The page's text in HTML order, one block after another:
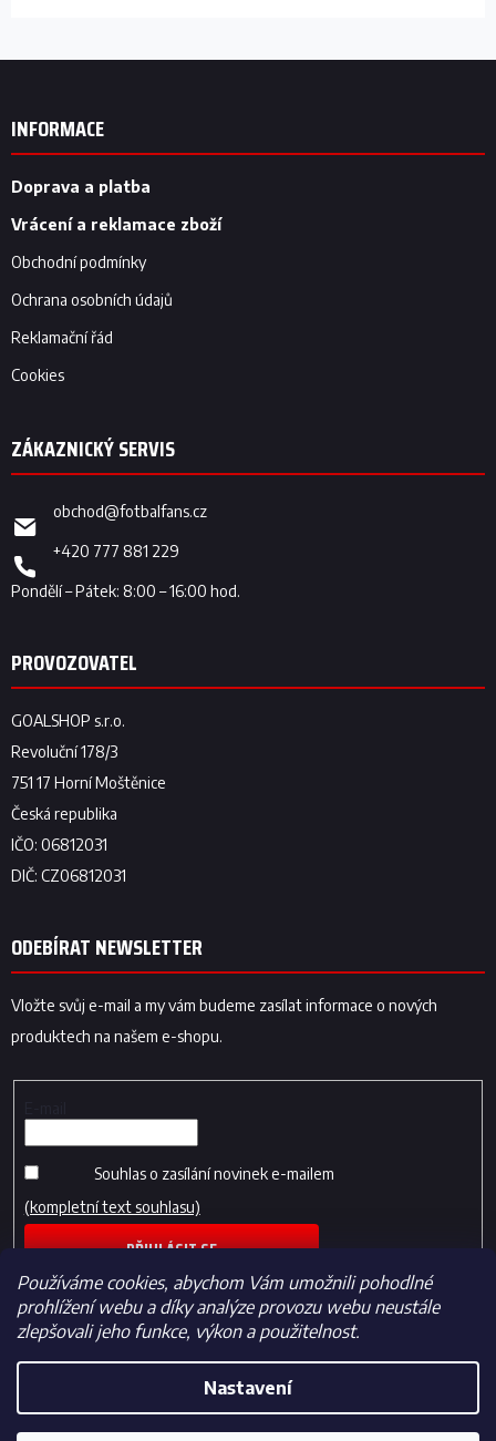
Používáme cookies, abychom Vám umožnili pohodlné
prohlížení webu a díky analýze provozu webu neustále
zlepšovali jeho funkce, výkon a použitelnost.
Nastavení
Z
INFORMACE
Doprava a platba
Vrácení a reklamace zboží
Obchodní podmínky
Ochrana osobních údajů
Reklamační řád
Cookies
obchod@fotbalfans.cz
+420 777 881 229
ODEBÍRAT NEWSLETTER
Vložte svůj e-mail a my vám budeme zasílat informace o nových
produktech na našem e-shopu.
Souhlas o zasílání novinek e-mailem
(kompletní text souhlasu)
PŘIHLÁSIT SE
Vytvořil Shoptet